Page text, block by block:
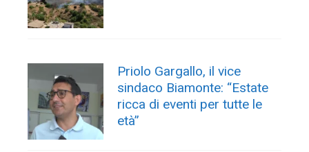
Priolo Gargallo, il vice
sindaco Biamonte: “Estate
ricca di eventi per tutte le
età”